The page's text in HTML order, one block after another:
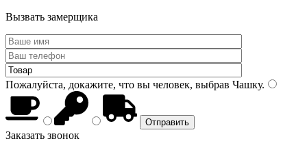
Вызвать замерщика
Пожалуйста, докажите, что вы человек, выбрав Чашку.
Заказать звонок